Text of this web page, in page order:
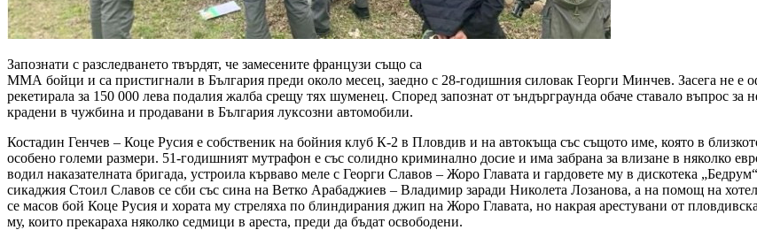
Запознати с разследването твърдят, че замесените французи също са
ММА бойци и са пристигнали в България преди около месец, заедно с 28-годишния силовак Георги Минчев. Засега не е
рекетирала за 150 000 лева подалия жалба срещу тях шуменец. Според запознат от ъндърграунда обаче ставало въпрос
крадени в чужбина и продавани в България луксозни автомобили.
Костадин Генчев – Коце Русия е собственик на бойния клуб К-2 в Пловдив и на автокъща със същото име, която в
особено големи размери. 51-годишният мутрафон е със солидно криминално досие и има забрана за влизане в няколко
водил наказателната бригада, устроила кърваво меле с Георги Славов – Жоро Главата и гардовете му в дискотека
сикаджия Стоил Славов се сби със сина на Ветко Арабаджиев – Владимир заради Николета Лозанова, а на помощ на
се масов бой Коце Русия и хората му стреляха по блиндирания джип на Жоро Главата, но накрая арестувани от
му, които прекараха няколко седмици в ареста, преди да бъдат освободени.